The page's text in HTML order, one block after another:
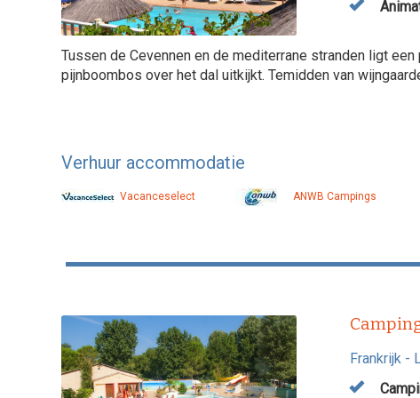
Tussen de Cevennen en de mediterrane stranden ligt
pijnboombos over het dal uitkijkt. Temidden van
Verhuur accommodatie
Vacanceselect ANWB Campings
Frankrijk -